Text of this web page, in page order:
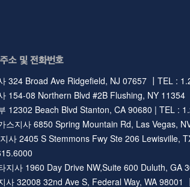
소 및 전화번호
324 Broad Ave Ridgefield, NJ 07657 ┃TEL :
154-08 Northern Blvd #2B Flushing, NY
12302 Beach Blvd Stanton, CA 90680 | TEL :
스지사 6850 Spring Mountain Rd, Las Vegas,
사 2405 S Stemmons Fwy Ste 206 Lewisville,
지사 1960 Day Drive NW,Suite 600 Duluth, GA
사 32008 32nd Ave S, Federal Way, WA